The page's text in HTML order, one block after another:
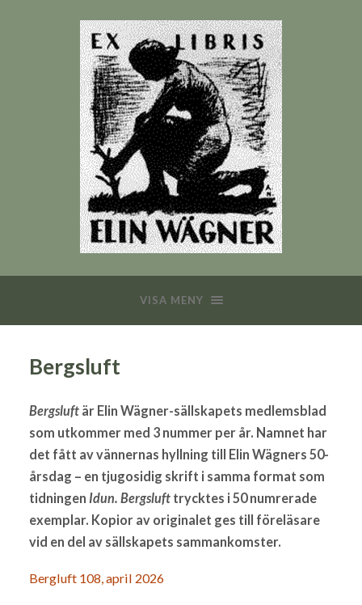
VISA MENY
Bergsluft
Bergsluftär Elin Wägner-sällskapets medlemsblad
som utkommer med 3 nummer per år. Namnet har
det fått av vännernas hyllning till Elin Wägners 50-
årsdag – en tjugosidig skrift i samma format som
tidningen Idun. Bergsluft trycktes i 50 numrerade
exemplar. Kopior av originalet ges till föreläsare
vid en del av sällskapets sammankomster.
Bergluft 108, april 2026